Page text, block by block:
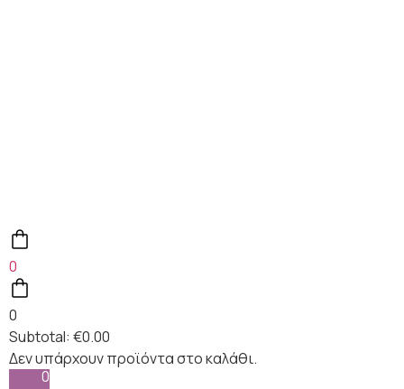
0
0
Subtotal: €0.00
0